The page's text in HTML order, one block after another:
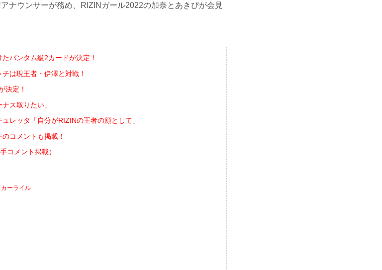
ナウンサーが務め、RIZINガール2022の加奈とあきぴが会見
バンタム級2カードが決定！
は現王者・伊澤と対戦！
決定！
ス取りたい」
レッタ「自分がRIZINの王者の顔として」
コメントも掲載！
コメント掲載）
ーライル